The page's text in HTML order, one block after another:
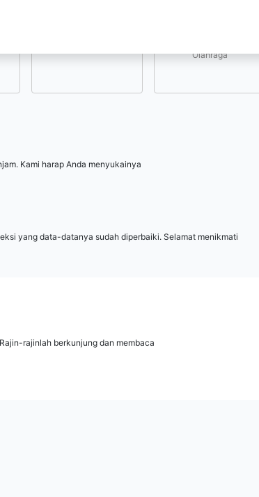
Olahraga
Kami harap Anda menyukainya
yang data-datanya sudah diperbaiki. Selamat menikmati
rajinlah berkunjung dan membaca